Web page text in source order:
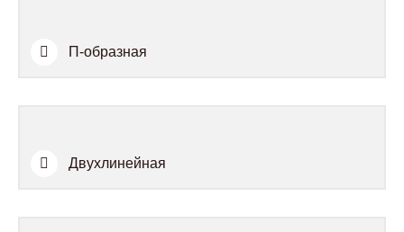
П-образная
Двухлинейная